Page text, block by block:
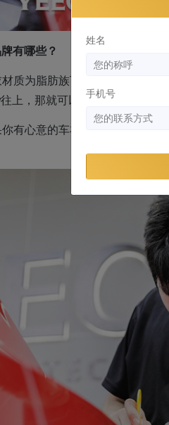
有哪些？
质为脂肪族TPU有几个品牌：
上，那就可以选择YEECAR G6/
有心意的车衣品牌，购买前可
姓名
手机号